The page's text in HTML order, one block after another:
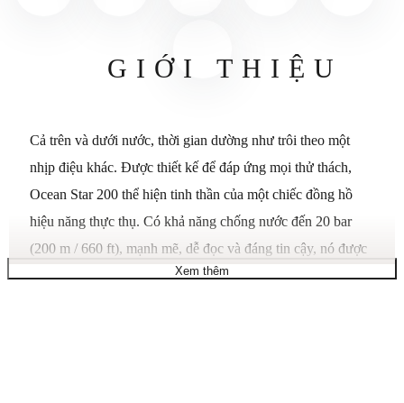
GIỚI THIỆU
Cả trên và dưới nước, thời gian dường như trôi theo một
nhịp điệu khác. Được thiết kế để đáp ứng mọi thử thách,
Ocean Star 200 thể hiện tinh thần của một chiếc đồng hồ
hiệu năng thực thụ. Có khả năng chống nước đến 20 bar
(200 m / 660 ft), mạnh mẽ, dễ đọc và đáng tin cậy, nó được
trang bị bộ máy Caliber 80, cho khả năng dự trữ năng lượng
Xem thêm